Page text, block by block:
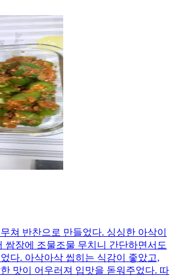
쳐 반찬으로 만들었다. 싱싱한 아삭이
쌈장에 조물조물 무치니 간단하면서도
다. 아삭아삭 씹히는 식감이 좋았고,
맛이 어우러져 입맛을 돋워주었다. 따